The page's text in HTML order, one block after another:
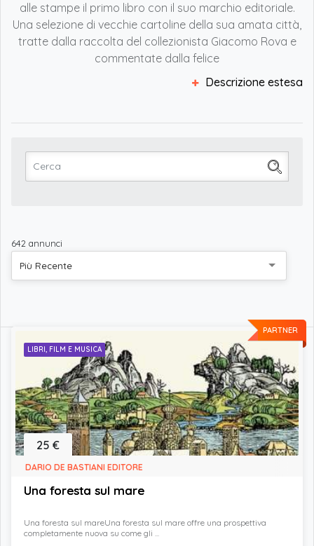
alle stampe il primo libro con il suo marchio editoriale.
Una selezione di vecchie cartoline della sua amata città,
tratte dalla raccolta del collezionista Giacomo Rova e
commentate dalla felice
Descrizione estesa
642 annunci
Più Recente
PARTNER
LIBRI, FILM E MUSICA
Una foresta sul mare
25 €
DARIO DE BASTIANI EDITORE
Una foresta sul mareUna foresta sul mare offre una prospettiva
completamente nuova su come gli ...